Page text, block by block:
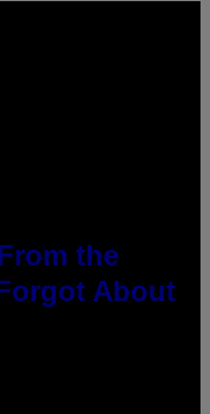
the
About